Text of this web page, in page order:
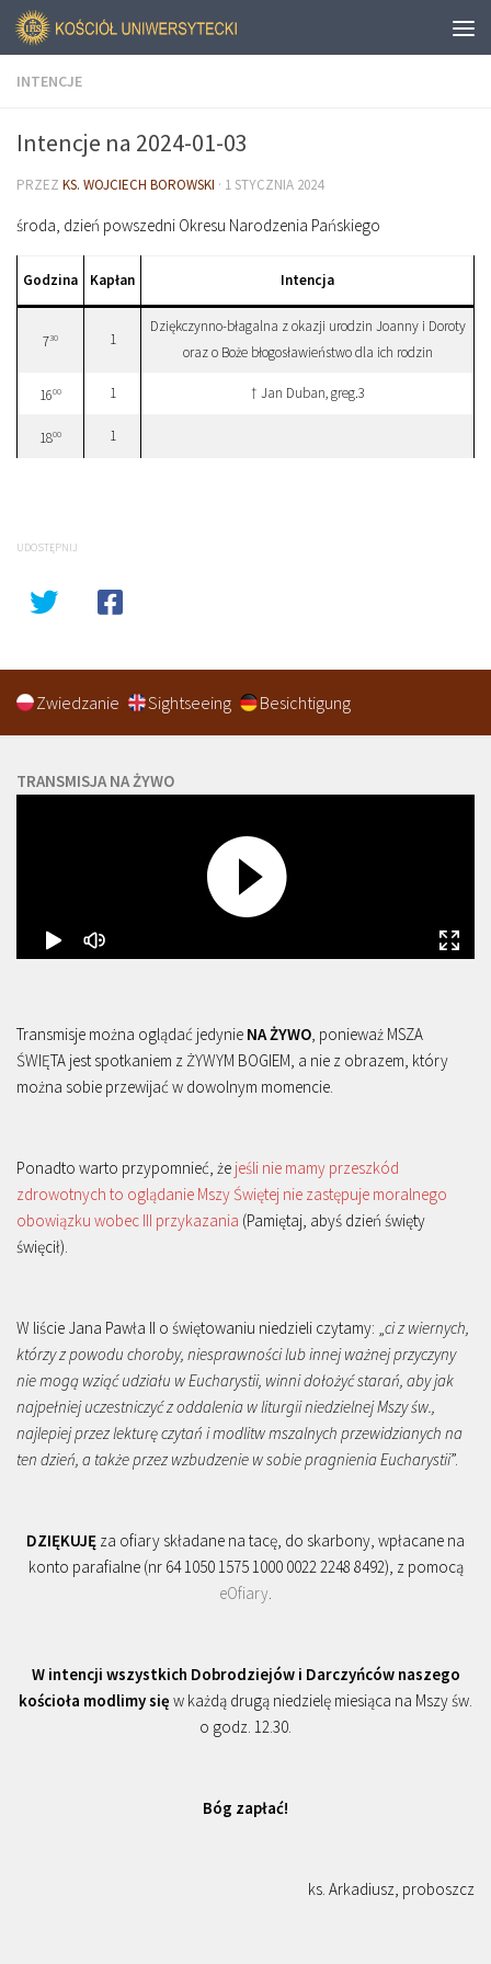
INTENCJE
Intencje na 2024-01-03
PRZEZ KS. WOJCIECH BOROWSKI · 1 STYCZNIA 2024
środa, dzień powszedni Okresu Narodzenia Pańskiego
Godzina Kapłan Intencja
730 1
Dziękczynno-błagalna z okazji urodzin Joanny i Doroty
oraz o Boże błogosławieństwo dla ich rodzin
1600 1 † Jan Duban, greg.3
1800 1
UDOSTĘPNIJ
Zwiedzanie Sightseeing Besichtigung
TRANSMISJA NA ŻYWO
Transmisje można oglądać jedynie NA ŻYWO , ponieważ MSZA
ŚWIĘTA jest spotkaniem z ŻYWYM BOGIEM, a nie z obrazem, który
można sobie przewijać w dowolnym momencie.
Ponadto warto przypomnieć, że jeśli nie mamy przeszkód
zdrowotnych to oglądanie Mszy Świętej nie zastępuje moralnego
obowiązku wobec III przykazania (Pamiętaj, abyś dzień święty
święcił).
W liście Jana Pawła II o świętowaniu niedzieli czytamy: „ ci z wiernych,
którzy z powodu choroby, niesprawności lub innej ważnej przyczyny
nie mogą wziąć udziału w Eucharystii, winni dołożyć starań, aby jak
najpełniej uczestniczyć z oddalenia w liturgii niedzielnej Mszy św.,
najlepiej przez lekturę czytań i modlitw mszalnych przewidzianych na
ten dzień, a także przez wzbudzenie w sobie pragnienia Eucharystii”.
DZIĘKUJĘ za ofiary składane na tacę, do skarbony, wpłacane na
konto parafialne (nr 64 1050 1575 1000 0022 2248 8492), z pomocą
eOfiary
W intencji wszystkich Dobrodziejów i Darczyńców naszego
kościoła modlimy się w każdą drugą niedzielę miesiąca na Mszy św.
o godz. 12.30.
Bóg zapłać!
ks. Arkadiusz, proboszcz